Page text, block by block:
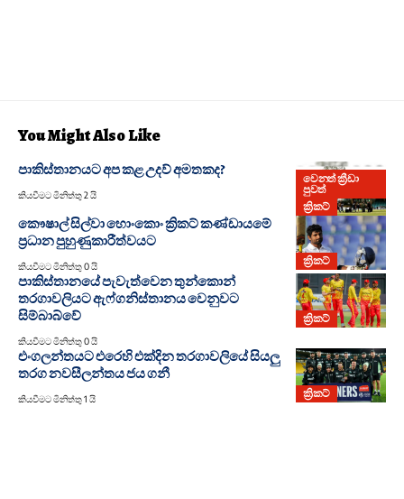
You Might Also Like
වෙනත් ක්‍රීඩා
පුවත්
ක්‍රිකට්
පාකිස්තානයට අප කළ උදව් අමතකද?
කියවීමට මිනිත්තු 2 යි
ක්‍රිකට්
කෞෂාල් සිල්වා හොංකොං ක්‍රිකට් කණ්ඩායමේ
ප්‍රධාන පුහුණුකාරීත්වයට
කියවීමට මිනිත්තු 0 යි
ක්‍රිකට්
පාකිස්තානයේ පැවැත්වෙන තුන්කොන්
තරගාවලියට ඇෆ්ගනිස්තානය වෙනුවට
සිම්බාබ්වේ
කියවීමට මිනිත්තු 0 යි
ක්‍රිකට්
එංගලන්තයට එරෙහි එක්දින තරගාවලියේ සියලු
තරග නවසීලන්තය ජය ගනී
කියවීමට මිනිත්තු 1 යි